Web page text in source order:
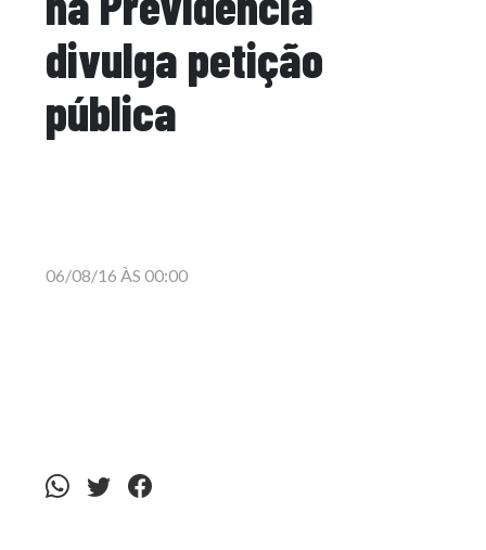
divulga petição
pública
06/08/16 ÀS 00:00